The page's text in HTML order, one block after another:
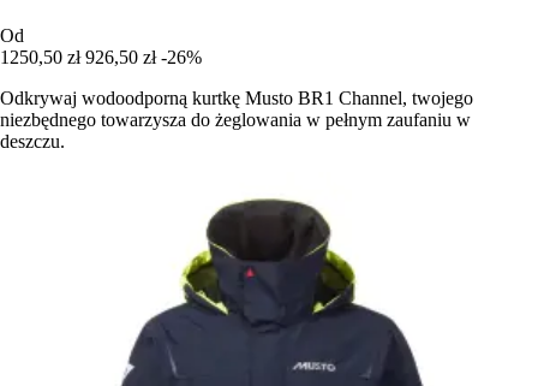
Od
1250,50 zł 926,50 zł -26%
Odkrywaj wodoodporną kurtkę Musto BR1 Channel, twojego
niezbędnego towarzysza do żeglowania w pełnym zaufaniu w
deszczu.